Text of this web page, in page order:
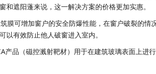
和遮阳蓬来说，这一解决方案的价格更加实惠。
膜可增加窗户的安全防爆性能，在窗户破裂的情
以有效防止他人破窗进入室内。
产品（磁控溅射靶材）用于在建筑玻璃表面上进